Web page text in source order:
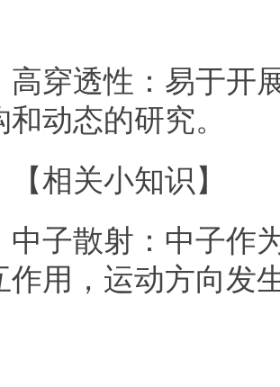
透性：易于开展
和动态的研究。
关小知识】
散射：中子作为
作用，运动方向发